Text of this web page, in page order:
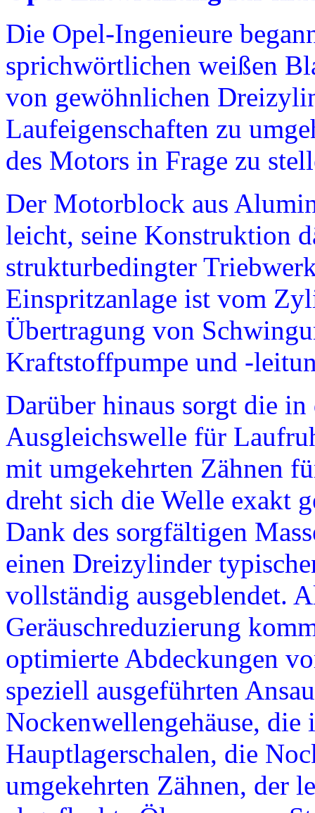
Die Opel-Ingenieure
sprichwörtlichen weißen
von gewöhnlichen
Laufeigenschaften zu
des Motors in Frage zu
Der Motorblock aus
leicht, seine Konstruktion
strukturbedingter
Einspritzanlage ist vom
Übertragung von
Kraftstoffpumpe und -
Darüber hinaus sorgt die
Ausgleichswelle für
mit umgekehrten Zähnen
dreht sich die Welle exakt
Dank des sorgfältigen
einen Dreizylinder
vollständig ausgeblendet.
Geräuschreduzierung
optimierte Abdeckungen
speziell ausgeführten
Nockenwellengehäuse,
Hauptlagerschalen, die
umgekehrten Zähnen, der